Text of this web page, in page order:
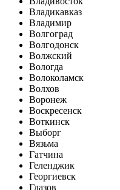
Владикавказ
Владимир
Волгоград
Волгодонск
Волжский
Вологда
Волоколамск
Волхов
Воронеж
Воскресенск
Воткинск
Выборг
Вязьма
Гатчина
Геленджик
Георгиевск
Глазов